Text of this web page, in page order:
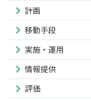
計画
移動手段
実施・運用
情報提供
評価